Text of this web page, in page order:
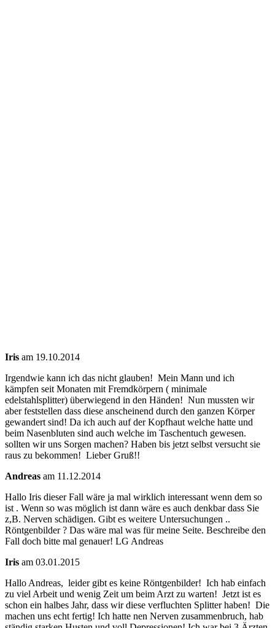
Iris am 19.10.2014
Irgendwie kann ich das nicht glauben! Mein Mann und ich
kämpfen seit Monaten mit Fremdkörpern ( minimale
edelstahlsplitter) überwiegend in den Händen! Nun mussten wir
aber feststellen dass diese anscheinend durch den ganzen Körper
gewandert sind! Da ich auch auf der Kopfhaut welche hatte und
beim Nasenbluten sind auch welche im Taschentuch gewesen.
sollten wir uns Sorgen machen? Haben bis jetzt selbst versucht sie
raus zu bekommen! Lieber Gruß!!
Andreas am 11.12.2014
Hallo Iris dieser Fall wäre ja mal wirklich interessant wenn dem so
ist . Wenn so was möglich ist dann wäre es auch denkbar dass Sie
z,B. Nerven schädigen. Gibt es weitere Untersuchungen ..
Röntgenbilder ? Das wäre mal was für meine Seite. Beschreibe den
Fall doch bitte mal genauer! LG Andreas
Iris am 03.01.2015
Hallo Andreas, leider gibt es keine Röntgenbilder! Ich hab einfach
zu viel Arbeit und wenig Zeit um beim Arzt zu warten! Jetzt ist es
schon ein halbes Jahr, dass wir diese verfluchten Splitter haben! Die
machen uns echt fertig! Ich hatte nen Nerven zusammenbruch, hab